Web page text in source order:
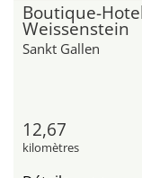
Boutique-
Weissenstein
Sankt Gallen
12,67
kilomètres